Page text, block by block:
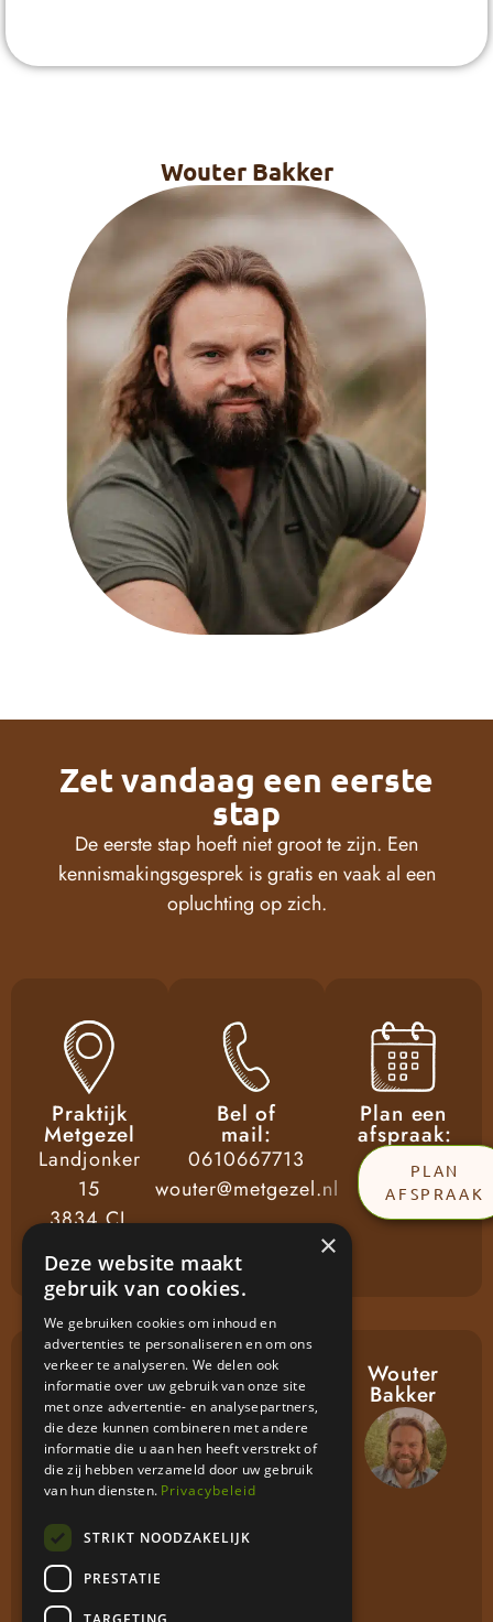
Wouter Bakker
Zet vandaag een eerste
stap
De eerste stap hoeft niet groot te zijn. Een
kennismakingsgesprek is gratis en vaak al een
opluchting op zich.
Praktijk
Metgezel
Landjonker
15
3834 CL
Bel of
mail:
0610667713
wouter@metgezel.nl
Plan een
afspraak:
PLAN
AFSPRAAK
Ga snel
naar
Aanbod
Zingeving
en
Persoonlijke
groei en
ontwikkeling
Volg mij Wouter
Bakker
×
Deze website maakt
gebruik van cookies.
We gebruiken cookies om inhoud en
advertenties te personaliseren en om ons
verkeer te analyseren. We delen ook
informatie over uw gebruik van onze site
met onze advertentie- en analysepartners,
die deze kunnen combineren met andere
informatie die u aan hen heeft verstrekt of
die zij hebben verzameld door uw gebruik
van hun diensten. Privacybeleid
STRIKT NOODZAKELIJK
PRESTATIE